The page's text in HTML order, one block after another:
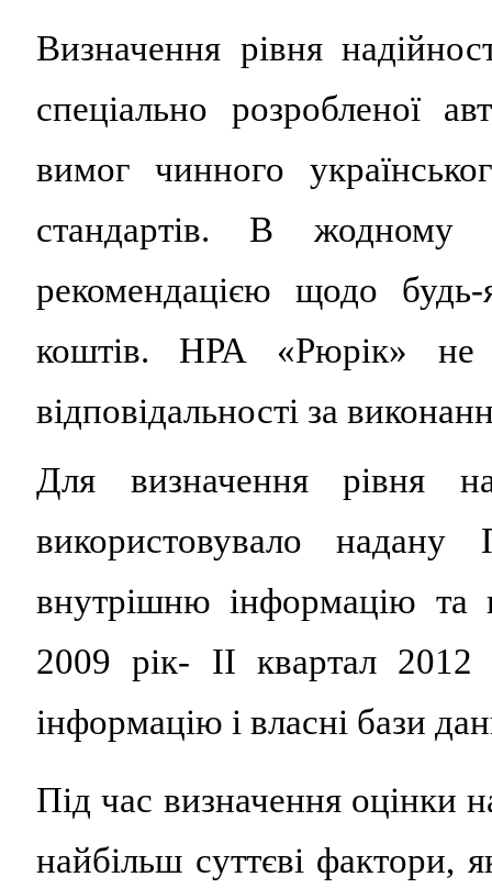
Визначення рівня
спеціально розробленої
вимог чинного
стандартів. В жодному
рекомендацією щодо
коштів. НРА «Рюрік» не
відповідальності за
Для визначення рівня
використовувало
внутрішню інформацію та
2009 рік- ІІ квартал
інформацію і власні бази
Під час визначення оцінки
найбільш суттєві фактори,